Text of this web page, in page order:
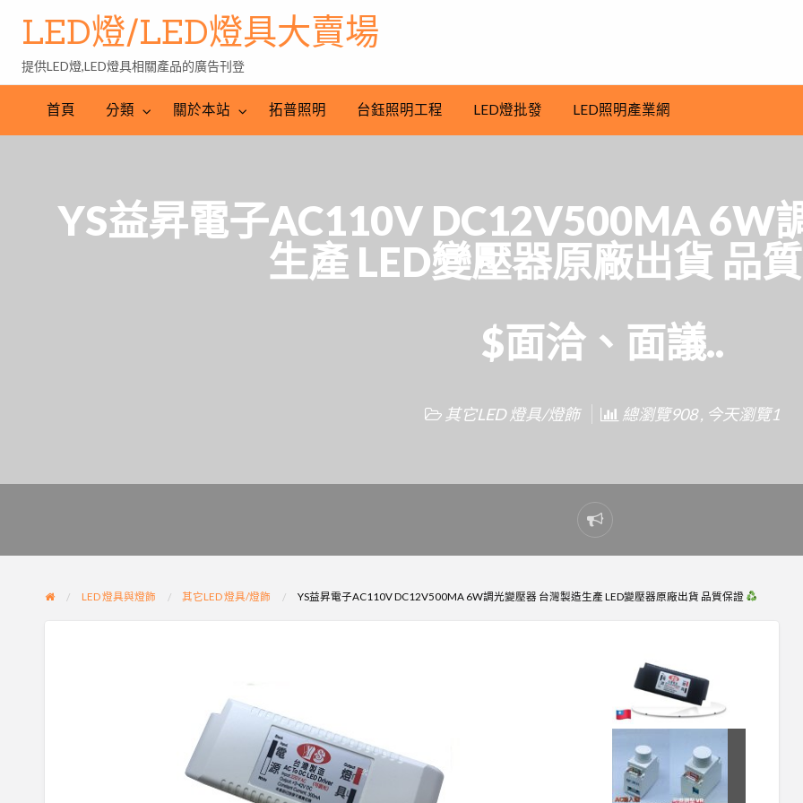
LED
批
LED
照
產
LED燈/LED燈具大賣場
提供LED燈,LED燈具相關產品的廣告刊登
首頁 分類 關於本站 拓普照明 台鈺照明工程 LED燈批發 LED照明產業網
YS益昇電子AC110V DC12V500MA 6W
生產 LED變壓器原廠出貨 品
$面洽、面議..
其它LED 燈具/燈飾 總瀏覽908 , 今天瀏覽1
Report
problem
LED 燈具與燈飾 其它LED 燈具/燈飾 YS益昇電子AC110V DC12V500MA 6W調光變壓器 台灣製造生產 LED變壓器原廠出貨 品質保證